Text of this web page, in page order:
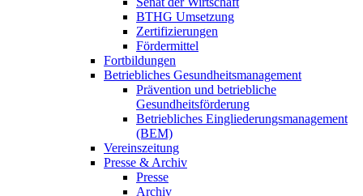
BTHG Umsetzung
Zertifizierungen
Fördermittel
Fortbildungen
Betriebliches Gesundheitsmanagement
Prävention und betriebliche
Gesundheitsförderung
Betriebliches Eingliederungsmanagement
(BEM)
Vereinszeitung
Presse & Archiv
Presse
Archiv